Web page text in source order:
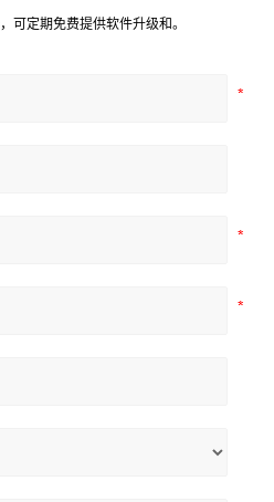
可定期免费提供软件升级和。